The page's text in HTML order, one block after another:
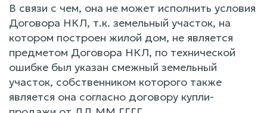
В связи с чем, она не может исполнить условия
Договора НКЛ, т.к. земельный участок, на
котором построен жилой дом, не является
предметом Договора НКЛ, по технической
ошибке был указан смежный земельный
участок, собственником которого также
является она согласно договору купли-